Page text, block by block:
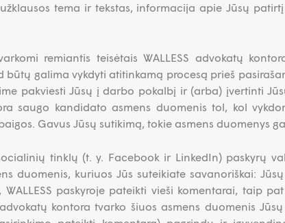
tema ir tekstas, informacija apie Jūsų
remiantis teisėtais WALLESS advokatų
būtų galima vykdyti atitinkamą procesą prieš
pakviesti Jūsų į darbo pokalbį ir (arba) įvertinti
saugo kandidato asmens duomenis tol, kol
Gavus Jūsų sutikimą, tokie asmens duomenys
socialinių tinklų (t. y. Facebook ir LinkedIn) paskyrų
duomenis, kuriuos Jūs suteikiate savanoriškai:
paskyroje pateikti vieši komentarai, taip
kontora tvarko šiuos asmens duomenis